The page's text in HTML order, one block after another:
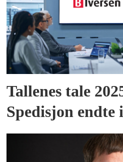
Tallenes tale
Spedisjon endte